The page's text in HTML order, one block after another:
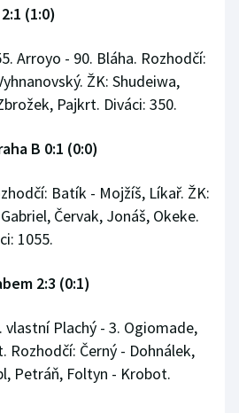
(1:0)
Arroyo - 90. Bláha. Rozhodčí:
ŽK: Shudeiwa,
Pajkrt. Diváci: 350.
B 0:1 (0:0)
Batík - Mojžíš, Líkař. ŽK:
Červak, Jonáš, Okeke.
1055.
2:3 (0:1)
vlastní Plachý - 3. Ogiomade,
Rozhodčí: Černý - Dohnálek,
Petráň, Foltyn - Krobot.